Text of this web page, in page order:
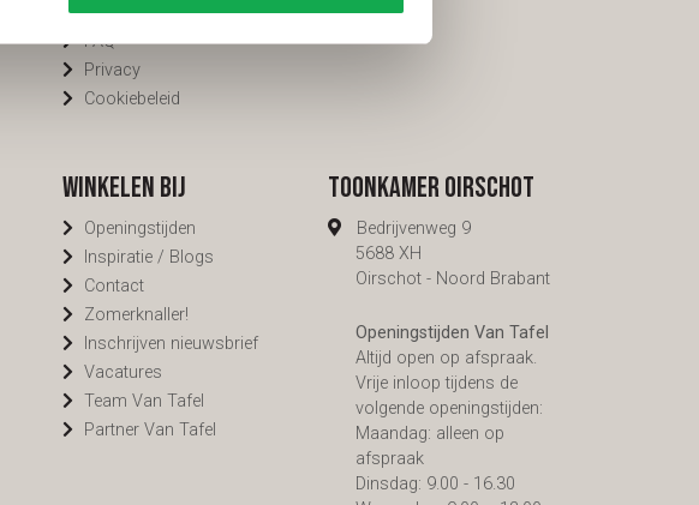
Voorwaarden
FAQ
Privacy
Cookiebeleid
Winkelen bij
Openingstijden
Inspiratie / Blogs
Contact
Zomerknaller!
Inschrijven nieuwsbrief
Vacatures
Team Van Tafel
Partner Van Tafel
Toonkamer Oirschot
Bedrijvenweg 9
5688 XH
Oirschot - Noord Brabant
Openingstijden Van Tafel
Altijd open op afspraak.
Vrije inloop tijdens de
volgende openingstijden:
Maandag: alleen op
afspraak
Dinsdag: 9.00 - 16.30